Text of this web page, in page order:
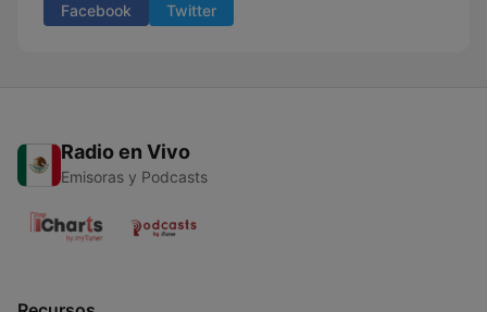
Facebook Twitter
Radio en Vivo
Emisoras y Podcasts